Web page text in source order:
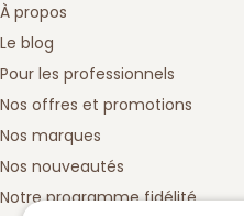
À propos
Le blog
Pour les professionnels
Nos offres et promotions
Nos marques
Nos nouveautés
Notre programme fidélité